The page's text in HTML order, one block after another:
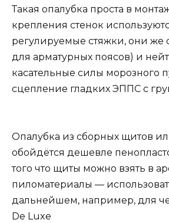
Такая опалубка проста в
крепления стенок
регулируемые стяжки, они же
для арматурных поясов) и
касательные силы морозного
сцепление гладких ЭППС с
Опалубка из сборных щитов
обойдётся дешев­ле
того что щиты можно взять в
пиломатериалы —
дальнейшем, например, для
De Luxe